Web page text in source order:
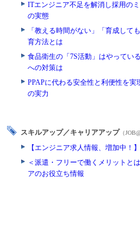
ITエンジニア不足を解消し採用の
の実態
「教える時間がない」「育成し
育方法とは
食品衛生の「7S活動」はやって
への対策は
PPAPに代わる安全性と利便性を
の実力
スキルアップ／キャリアアップ （
【エンジニア求人情報、増加中！
＜派遣・フリーで働くメリットと
アのお役立ち情報